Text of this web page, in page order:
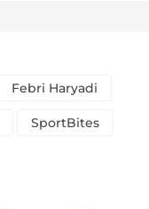
Febri Haryadi
SportBites